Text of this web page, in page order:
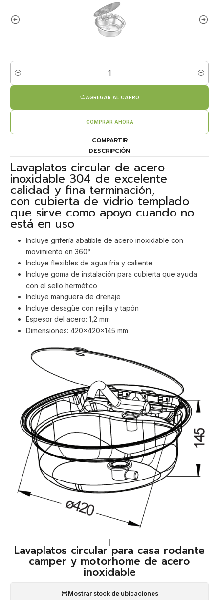
Cantidad
AGREGAR AL CARRO
COMPRAR AHORA
COMPARTIR
DESCRIPCIÓN
Lavaplatos circular de acero
inoxidable 304 de excelente
calidad y fina terminación,
con cubierta de vidrio templado
que sirve como apoyo cuando no
está en uso
Incluye grifería abatible de acero inoxidable con
movimiento en 360°
Incluye flexibles de agua fría y caliente
Incluye goma de instalación para cubierta que ayuda
con el sello hermético
Incluye manguera de drenaje
Incluye desagüe con rejilla y tapón
Espesor del acero: 1,2 mm
Dimensiones: 420x420x145 mm
Lavaplatos circular para casa rodante
camper y motorhome de acero
inoxidable
Mostrar stock de ubicaciones